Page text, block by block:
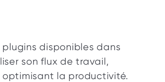
plugins disponibles dans
son flux de travail,
la productivité.